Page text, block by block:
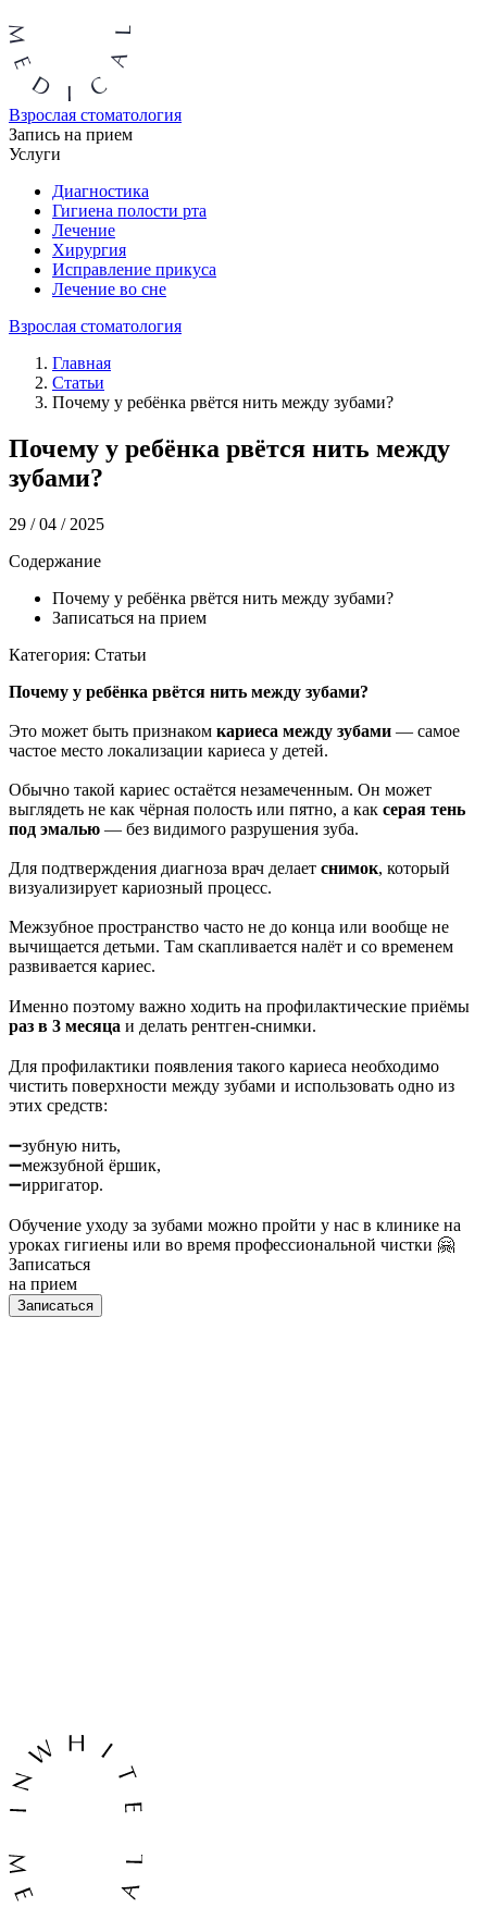
Взрослая стоматология
Запись на прием
Услуги
Диагностика
Гигиена полости рта
Лечение
Хирургия
Исправление прикуса
Лечение во сне
Взрослая стоматология
Главная
Статьи
Почему у ребёнка рвётся нить между зубами?
Почему у ребёнка рвётся нить между
зубами?
29 / 04 / 2025
Содержание
Почему у ребёнка рвётся нить между зубами?
Записаться на прием
Категория: Статьи
Почему у ребёнка рвётся нить между зубами?
Это может быть признаком кариеса между зубами — самое
частое место локализации кариеса у детей.
Обычно такой кариес остаётся незамеченным. Он может
выглядеть не как чёрная полость или пятно, а как серая тень
под эмалью — без видимого разрушения зуба.
Для подтверждения диагноза врач делает снимок, который
визуализирует кариозный процесс.
Межзубное пространство часто не до конца или вообще не
вычищается детьми. Там скапливается налёт и со временем
развивается кариес.
Именно поэтому важно ходить на профилактические приёмы
раз в 3 месяца и делать рентген-снимки.
Для профилактики появления такого кариеса необходимо
чистить поверхности между зубами и использовать одно из
этих средств:
➖зубную нить,
➖межзубной ёршик,
➖ирригатор.
Обучение уходу за зубами можно пройти у нас в клинике на
уроках гигиены или во время профессиональной чистки 🤗
Записаться
на прием
Записаться